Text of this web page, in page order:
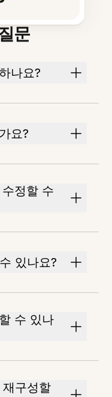
문
나요?
요?
정할 수
있나요?
수 있나
구성할